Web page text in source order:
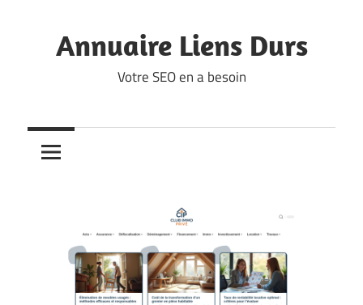
contentAnnuaire Liens Durs
Votre SEO en a besoin